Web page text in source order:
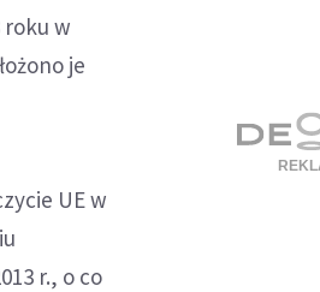
roku w
je
UE w
r., o co